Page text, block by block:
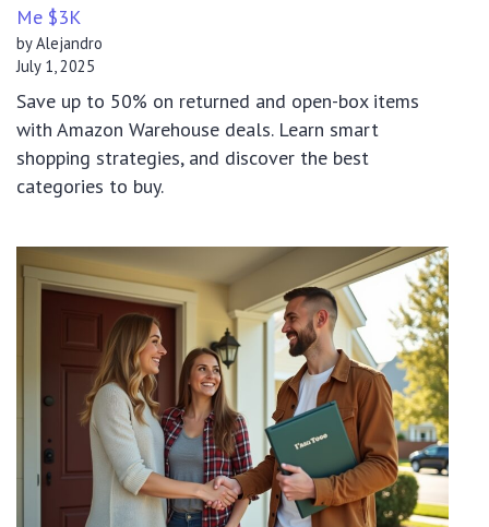
Me $3K
by Alejandro
July 1, 2025
Save up to 50% on returned and open-box items
with Amazon Warehouse deals. Learn smart
shopping strategies, and discover the best
categories to buy.